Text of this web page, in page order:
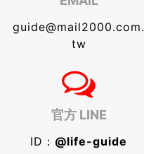
guide@mail2000.com.
tw
官方 LINE
ID： @life-guide